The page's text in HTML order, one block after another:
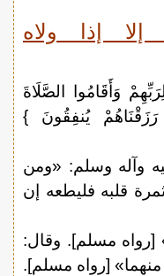
إذا ولاه
وَأَقَامُوا الصَّلَاةَ
يُنفِقُونَ }
وآله وسلم: «ومن
قلبه فليطعه إن
[رواه مسلم]. وقال:
منهما» [رواه مسلم].